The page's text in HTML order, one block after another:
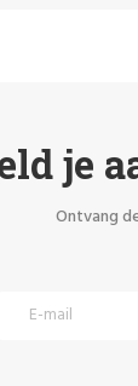
je
Ontvang